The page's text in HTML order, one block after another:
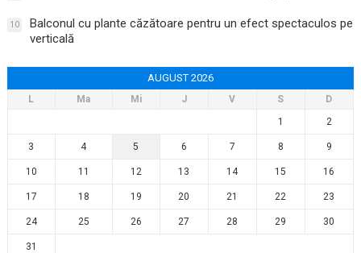
10
Balconul cu plante căzătoare pentru un efect spectaculos pe
verticală
AUGUST 2026
L Ma Mi J V S
D
1
2
3 4 5 6 7 8 9
10 11 12 13 14 15 16
17 18 19 20 21 22 23
24 25 26 27 28 29 30
31